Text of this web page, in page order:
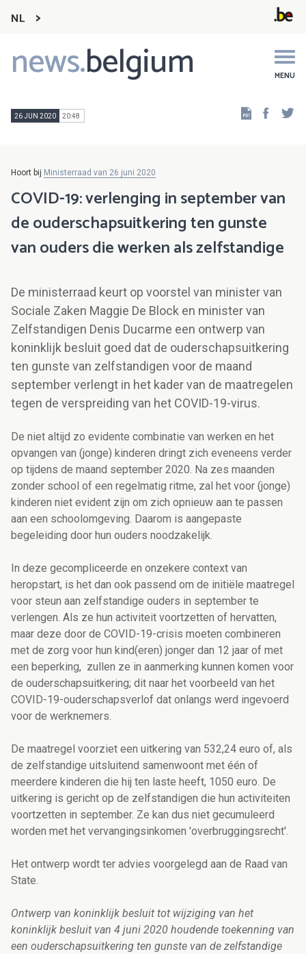
NL
news.belgium MENU
Main
navigation
26 JUN 2020 20:48
Hoort bij Ministerraad van 26 juni 2020
COVID-19: verlenging in september van
de ouderschapsuitkering ten gunste
van ouders die werken als zelfstandige
De ministerraad keurt op voorstel van minister van
Sociale Zaken Maggie De Block en minister van
Zelfstandigen Denis Ducarme een ontwerp van
koninklijk besluit goed dat de ouderschapsuitkering
ten gunste van zelfstandigen voor de maand
september verlengt in het kader van de maatregelen
tegen de verspreiding van het COVID-19-virus.
De niet altijd zo evidente combinatie van werken en het
opvangen van (jonge) kinderen dringt zich eveneens verder
op tijdens de maand september 2020. Na zes maanden
zonder school of een regelmatig ritme, zal het voor (jonge)
kinderen niet evident zijn om zich opnieuw aan te passen
aan een schoolomgeving. Daarom is aangepaste
begeleiding door hun ouders noodzakelijk.
In deze gecompliceerde en onzekere context van
heropstart, is het dan ook passend om de initiële maatregel
voor steun aan zelfstandige ouders in september te
verlengen. Als ze hun activiteit voortzetten of hervatten,
maar deze door de COVID-19-crisis moeten combineren
met de zorg voor hun kind(eren) jonger dan 12 jaar of met
een beperking, zullen ze in aanmerking kunnen komen voor
de ouderschapsuitkering; dit naar het voorbeeld van het
COVID-19-ouderschapsverlof dat onlangs werd ingevoerd
voor de werknemers.
De maatregel voorziet een uitkering van 532,24 euro of, als
de zelfstandige uitsluitend samenwoont met één of
meerdere kinderen die hij ten laste heeft, 1050 euro. De
uitkering is gericht op de zelfstandigen die hun activiteiten
voortzetten in september. Ze kan dus niet gecumuleerd
worden met het vervangingsinkomen 'overbruggingsrecht'.
Het ontwerp wordt ter advies voorgelegd aan de Raad van
State.
Ontwerp van koninklijk besluit tot wijziging van het
koninklijk besluit van 4 juni 2020 houdende toekenning van
een ouderschapsuitkering ten gunste van de zelfstandige